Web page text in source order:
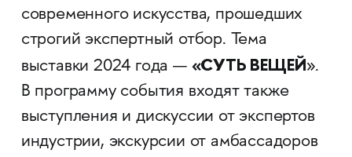
современного искусства, прошедших
строгий экспертный отбор. Тема
выставки 2024 года — «СУТЬ ВЕЩЕЙ».
В программу события входят также
выступления и дискуссии от экспертов
индустрии, экскурсии от амбассадоров